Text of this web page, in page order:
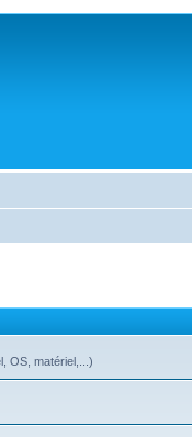
OS, matériel,...)